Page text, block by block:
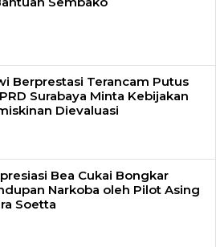
Berprestasi Terancam Putus
Surabaya Minta Kebijakan
Dievaluasi
Bea Cukai Bongkar
Narkoba oleh Pilot Asing
Soetta